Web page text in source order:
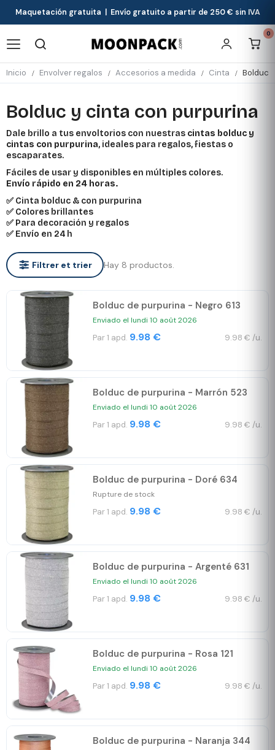
Maquetación gratuita | Envío gratuito a partir de 250 € sin IVA
0
Inicio Envolver regalos Accesorios a medida Cinta Bolduc
Bolduc y cinta con purpurina
Dale brillo a tus envoltorios con nuestras cintas bolduc y
cintas con purpurina, ideales para regalos, fiestas o
escaparates.
Fáciles de usar y disponibles en múltiples colores.
Envío rápido en 24 horas.
✅ Cinta bolduc & con purpurina
✅ Colores brillantes
✅ Para decoración y regalos
✅ Envío en 24 h
Filtrer et trier Hay 8 productos.
Bolduc de purpurina - Negro 613
Enviado el lundi 10 août 2026
Par 1 apd. 9.98 € 9.98 € /u.
Bolduc de purpurina - Marrón 523
Enviado el lundi 10 août 2026
Par 1 apd. 9.98 € 9.98 € /u.
Bolduc de purpurina - Doré 634
Rupture de stock
Par 1 apd. 9.98 € 9.98 € /u.
Bolduc de purpurina - Argenté 631
Enviado el lundi 10 août 2026
Par 1 apd. 9.98 € 9.98 € /u.
Bolduc de purpurina - Rosa 121
Enviado el lundi 10 août 2026
Par 1 apd. 9.98 € 9.98 € /u.
Bolduc de purpurina - Naranja 344